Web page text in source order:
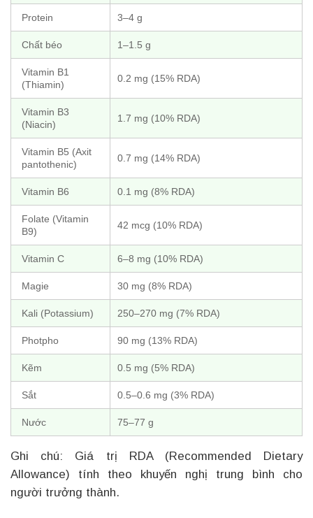
Protein 3–4 g
Chất béo 1–1.5 g
Vitamin B1
(Thiamin)
0.2 mg (15% RDA)
Vitamin B3
(Niacin)
1.7 mg (10% RDA)
Vitamin B5 (Axit
pantothenic)
0.7 mg (14% RDA)
Vitamin B6 0.1 mg (8% RDA)
Folate (Vitamin
B9)
42 mcg (10% RDA)
Vitamin C 6–8 mg (10% RDA)
Magie 30 mg (8% RDA)
Kali (Potassium) 250–270 mg (7% RDA)
Photpho 90 mg (13% RDA)
Kẽm 0.5 mg (5% RDA)
Sắt 0.5–0.6 mg (3% RDA)
Nước 75–77 g
Ghi chú: Giá trị RDA (Recommended Dietary
Allowance) tính theo khuyến nghị trung bình cho
người trưởng thành.